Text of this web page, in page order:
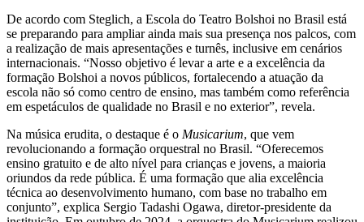
De acordo com Steglich, a Escola do Teatro Bolshoi no Brasil está
se preparando para ampliar ainda mais sua presença nos palcos, com
a realização de mais apresentações e turnês, inclusive em cenários
internacionais. “Nosso objetivo é levar a arte e a excelência da
formação Bolshoi a novos públicos, fortalecendo a atuação da
escola não só como centro de ensino, mas também como referência
em espetáculos de qualidade no Brasil e no exterior”, revela.
Na música erudita, o destaque é o Musicarium, que vem
revolucionando a formação orquestral no Brasil. “Oferecemos
ensino gratuito e de alto nível para crianças e jovens, a maioria
oriundos da rede pública. É uma formação que alia excelência
técnica ao desenvolvimento humano, com base no trabalho em
conjunto”, explica Sergio Tadashi Ogawa, diretor-presidente da